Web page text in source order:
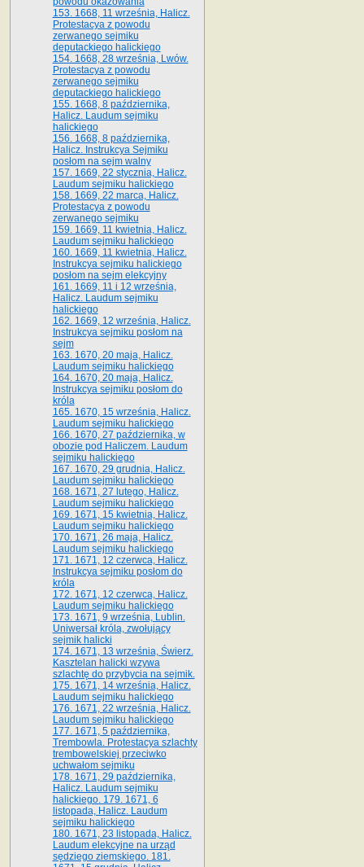
153. 1668, 11 września, Halicz.
Protestacya z powodu
zerwanego sejmiku
deputackiego halickiego
154. 1668, 28 września, Lwów.
Protestacya z powodu
zerwanego sejmiku
deputackiego halickiego
155. 1668, 8 października,
Halicz. Laudum sejmiku
halickiego
156. 1668, 8 października,
Halicz. Instrukcya Sejmiku
posłom na sejm walny
157. 1669, 22 stycznia, Halicz.
Laudum sejmiku halickiego
158. 1669, 22 marca, Halicz.
Protestacya z powodu
zerwanego sejmiku
159. 1669, 11 kwietnia, Halicz.
Laudum sejmiku halickiego
160. 1669, 11 kwietnia, Halicz.
Instrukcya sejmiku halickiego
posłom na sejm elekcyjny
161. 1669, 11 i 12 września,
Halicz. Laudum sejmiku
halickiego
162. 1669, 12 września, Halicz.
Instrukcya sejmiku posłom na
sejm
163. 1670, 20 maja, Halicz.
Laudum sejmiku halickiego
164. 1670, 20 maja, Halicz.
Instrukcya sejmiku posłom do
króla
165. 1670, 15 września, Halicz.
Laudum sejmiku halickiego
166. 1670, 27 października, w
obozie pod Haliczem. Laudum
sejmiku halickiego
167. 1670, 29 grudnia, Halicz.
Laudum sejmiku halickiego
168. 1671, 27 lutego, Halicz.
Laudum sejmiku halickiego
169. 1671, 15 kwietnia, Halicz.
Laudum sejmiku halickiego
170. 1671, 26 maja, Halicz.
Laudum sejmiku halickiego
171. 1671, 12 czerwca, Halicz.
Instrukcya sejmiku posłom do
króla
172. 1671, 12 czerwca, Halicz.
Laudum sejmiku halickiego
173. 1671, 9 września, Lublin.
Uniwersał króla, zwołujący
sejmik halicki
174. 1671, 13 września, Świerz.
Kasztelan halicki wzywa
szlachtę do przybycia na sejmik.
175. 1671, 14 września, Halicz.
Laudum sejmiku halickiego
176. 1671, 22 września, Halicz.
Laudum sejmiku halickiego
177. 1671, 5 października,
Trembowla. Protestacya szlachty
trembowelskiej przeciwko
uchwałom sejmiku
178. 1671, 29 października,
Halicz. Laudum sejmiku
halickiego. 179. 1671, 6
listopada, Halicz. Laudum
sejmiku halickiego
180. 1671, 23 listopada, Halicz.
Laudum elekcyjne na urząd
sędziego ziemskiego. 181.